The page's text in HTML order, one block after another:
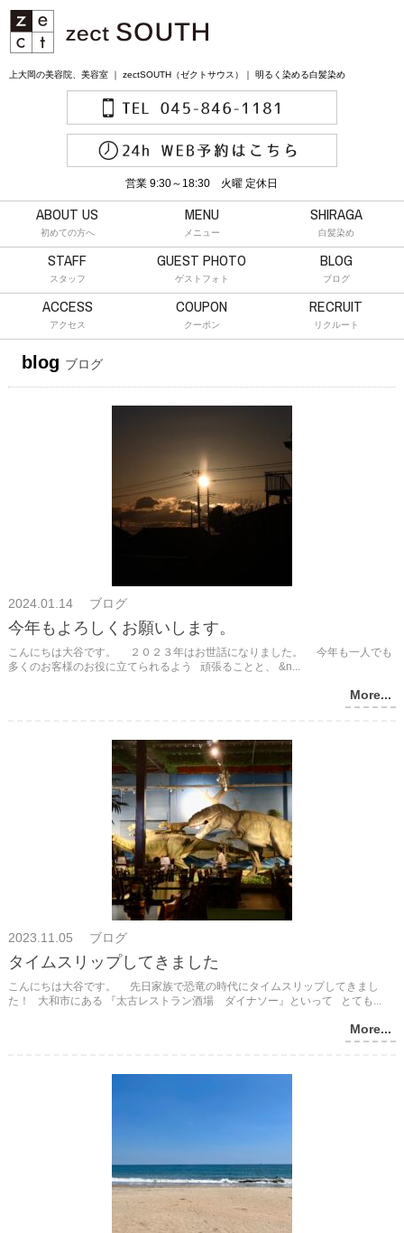
上大岡の美容院、美容室 ｜ zectSOUTH（ゼクトサウス）｜ 明るく染める白髪染め
営業 9:30～18:30 火曜 定休日
ABOUT US
初めての方へ
MENU
メニュー
SHIRAGA
白髪染め
STAFF
スタッフ
GUEST PHOTO
ゲストフォト
BLOG
ブログ
ACCESS
アクセス
COUPON
クーポン
RECRUIT
リクルート
blog ブログ
2024.01.14 ブログ
今年もよろしくお願いします。
こんにちは大谷です。 ２０２３年はお世話になりました。 今年も一人でも
多くのお客様のお役に立てられるよう 頑張ることと、 &n...
More...
2023.11.05 ブログ
タイムスリップしてきました
こんにちは大谷です。 先日家族で恐竜の時代にタイムスリップしてきまし
た！ 大和市にある 『太古レストラン酒場 ダイナソー』といって とても...
More...